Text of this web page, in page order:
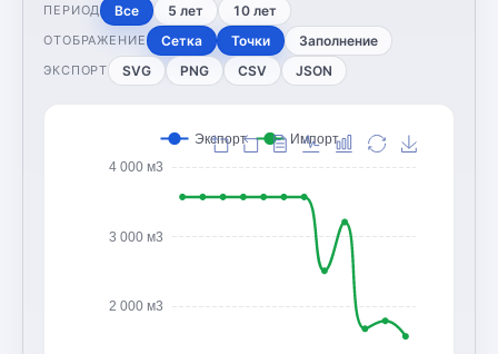
ПЕРИОД Все 5 лет 10 лет
ОТОБРАЖЕНИЕ Сетка Точки Заполнение
ЭКСПОРТ SVG PNG CSV JSON
2 000 м3
3 000 м3
4 000 м3
Экспорт Импорт